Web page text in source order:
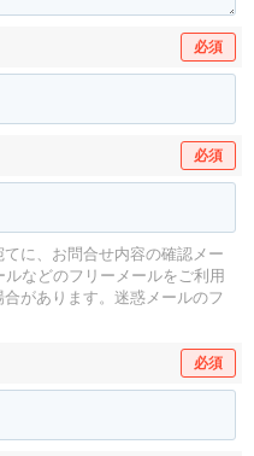
必須
必須
に、お問合せ内容の確認メー
などのフリーメールをご利用
があります。 迷惑メールのフ
必須